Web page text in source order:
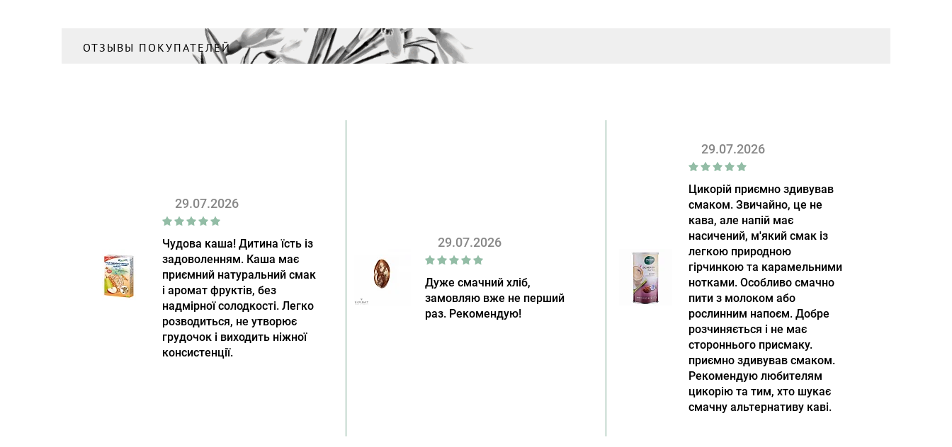
ОТЗЫВЫ ПОКУПАТЕЛЕЙ
29.07.2026
Чудова каша! Дитина їсть із
задоволенням. Каша має
приємний натуральний смак
і аромат фруктів, без
надмірної солодкості. Легко
розводиться, не утворює
грудочок і виходить ніжної
консистенції.
29.07.2026
Дуже смачний хліб,
замовляю вже не перший
раз. Рекомендую!
29.07.2026
Цикорій приємно здивував
смаком. Звичайно, це не
кава, але напій має
насичений, м'який смак із
легкою природною
гірчинкою та карамельними
нотками. Особливо смачно
пити з молоком або
рослинним напоєм. Добре
розчиняється і не має
стороннього присмаку.
приємно здивував смаком.
Рекомендую любителям
цикорію та тим, хто шукає
смачну альтернативу каві.